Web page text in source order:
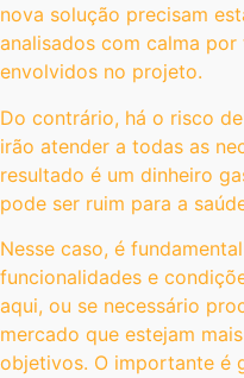
nova solução precisam
analisados com calma
envolvidos no projeto.
Do contrário, há o risco
irão atender a todas as
resultado é um dinheiro
pode ser ruim para a
Nesse caso, é
funcionalidades e
aqui, ou se necessário
mercado que estejam
objetivos. O importante é